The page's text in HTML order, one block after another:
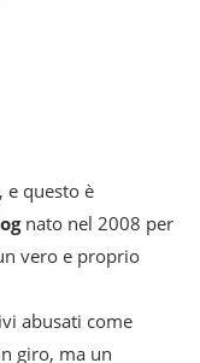
e questo è
nato nel 2008 per
vero e proprio
abusati come
giro, ma un